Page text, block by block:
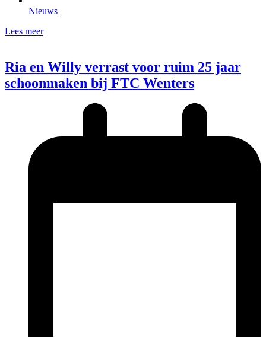
Nieuws
Lees meer
Ria en Willy verrast voor ruim 25 jaar
schoonmaken bij FTC Wenters